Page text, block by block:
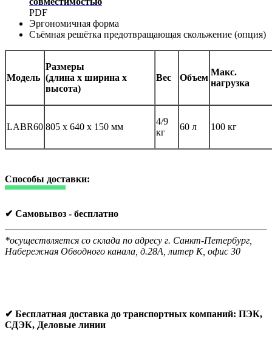
PDF
Эргономичная форма
Съёмная решётка предотвращающая скольжение (опция)
Модель
Размеры
(длина х ширина х
высота)
Вес Объем
Макс.
нагрузка
LABR60 805 x 640 x 150 мм
4/9
кг
60 л 100 кг
Способы доставки:
✔ Самовывоз - бесплатно
*осуществляется со склада по адресу г. Санкт-Петербург,
Набережная Обводного канала, д.28А, литер К, офис 30
✔ Бесплатная доставка до транспортных компаний: ПЭК,
СДЭК, Деловые линии